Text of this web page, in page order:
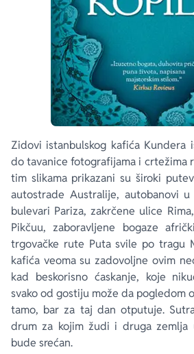
Zidovi istanbulskog kafića Kundera
do tavanice fotografijama i crtežima
tim slikama prikazani su široki
autostrade Australije, autobanovi u
bulevari Pariza, zakrčene ulice
Pikčuu, zaboravljene bogaze
trgovačke rute Puta svile po tragu
kafića veoma su zadovoljne ovim
kad beskorisno ćaskanje, koje
svako od gostiju može da pogledom
tamo, bar za taj dan otputuje.
drum za kojim žudi i druga zemlja
bude srećan.